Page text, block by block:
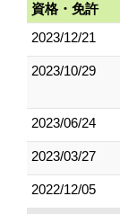
資格・免許
2023/12/21
2023/10/29
2023/06/24
2023/03/27
2022/12/05